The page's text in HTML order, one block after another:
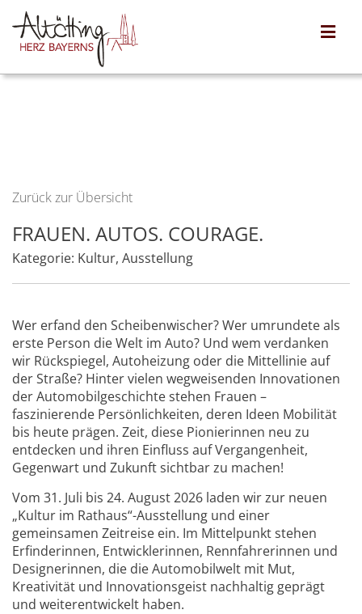
Zurück zur Übersicht
FRAUEN. AUTOS. COURAGE.
Kategorie: Kultur, Ausstellung
Wer erfand den Scheibenwischer? Wer umrundete als
erste Person die Welt im Auto? Und wem verdanken
wir Rückspiegel, Autoheizung oder die Mittellinie auf
der Straße? Hinter vielen wegweisenden Innovationen
der Automobilgeschichte stehen Frauen –
faszinierende Persönlichkeiten, deren Ideen Mobilität
bis heute prägen. Zeit, diese Pionierinnen neu zu
entdecken und ihren Einfluss auf Vergangenheit,
Gegenwart und Zukunft sichtbar zu machen!
Vom 31. Juli bis 24. August 2026 laden wir zur neuen
„Kultur im Rathaus“-Ausstellung und einer
gemeinsamen Zeitreise ein. Im Mittelpunkt stehen
Erfinderinnen, Entwicklerinnen, Rennfahrerinnen und
Designerinnen, die die Automobilwelt mit Mut,
Kreativität und Innovationsgeist nachhaltig geprägt
und weiterentwickelt haben.